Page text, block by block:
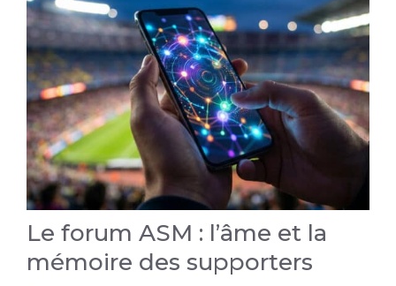
Le forum ASM : l’âme et la
mémoire des supporters